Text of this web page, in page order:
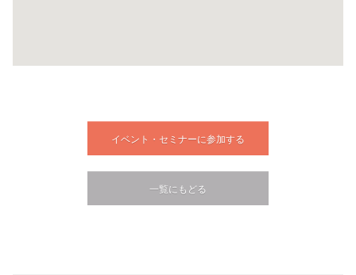
イベント・セミナーに参加する
一覧にもどる